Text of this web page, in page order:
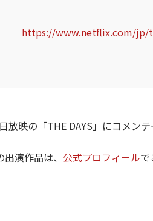
https://www.netflix.com/jp/
放映の「THE DAYS」にコメンテ
演作品は、 公式プロフィールで